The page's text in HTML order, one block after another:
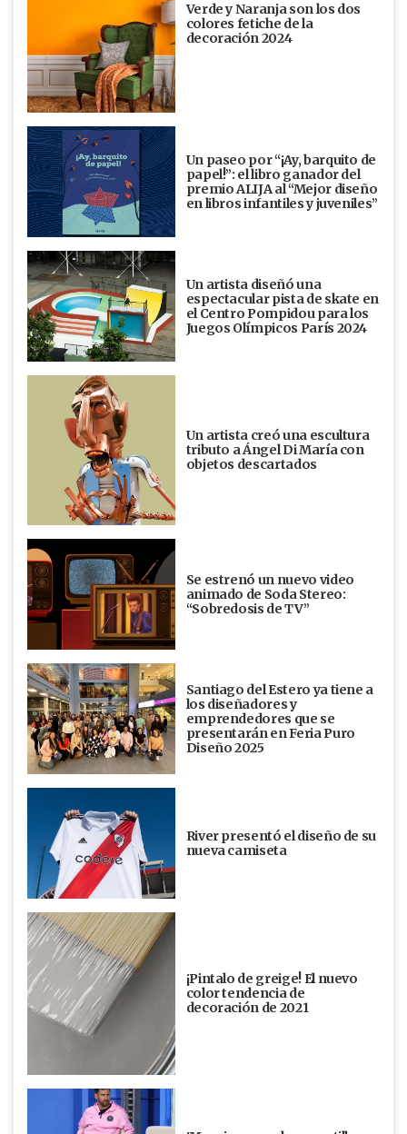
Verde y Naranja son los dos
colores fetiche de la
decoración 2024
Un paseo por “¡Ay, barquito de
papel!”: el libro ganador del
premio ALIJA al “Mejor diseño
en libros infantiles y juveniles”
Un artista diseñó una
espectacular pista de skate en
el Centro Pompidou para los
Juegos Olímpicos París 2024
Un artista creó una escultura
tributo a Ángel Di María con
objetos descartados
Se estrenó un nuevo video
animado de Soda Stereo:
“Sobredosis de TV”
Santiago del Estero ya tiene a
los diseñadores y
emprendedores que se
presentarán en Feria Puro
Diseño 2025
River presentó el diseño de su
nueva camiseta
¡Pintalo de greige! El nuevo
color tendencia de
decoración de 2021